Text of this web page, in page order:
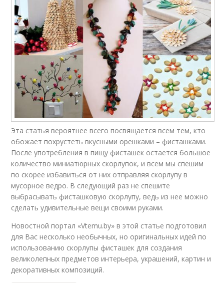
Эта статья вероятнее всего посвящается всем тем, кто
обожает похрустеть вкусными орешками – фисташками.
После употребления в пищу фисташек остается большое
количество миниатюрных скорлупок, и всем мы спешим
по скорее избавиться от них отправляя скорлупу в
мусорное ведро. В следующий раз не спешите
выбрасывать фисташковую скорлупу, ведь из нее можно
сделать удивительные вещи своими руками.
Новостной портал «Vtemu.by» в этой статье подготовил
для Вас несколько необычных, но оригинальных идей по
использованию скорлупы фисташек для создания
великолепных предметов интерьера, украшений, картин и
декоративных композиций.